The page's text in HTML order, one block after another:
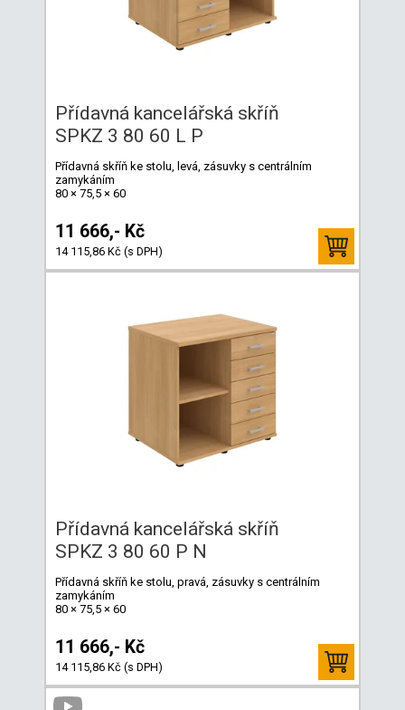
Přídavná kancelářská skříň
SPKZ 3 80 60 L P
Přídavná skříň ke stolu, levá, zásuvky s centrálním
zamykáním
80 × 75,5 × 60
11 666,- Kč
14 115,86 Kč (s DPH)
Přídavná kancelářská skříň
SPKZ 3 80 60 P N
Přídavná skříň ke stolu, pravá, zásuvky s centrálním
zamykáním
80 × 75,5 × 60
11 666,- Kč
14 115,86 Kč (s DPH)